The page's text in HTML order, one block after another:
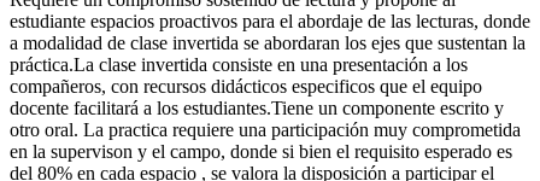
estudiante espacios proactivos para el abordaje de las lecturas, donde
a modalidad de clase invertida se abordaran los ejes que sustentan la
práctica.La clase invertida consiste en una presentación a los
compañeros, con recursos didácticos especificos que el equipo
docente facilitará a los estudiantes.Tiene un componente escrito y
otro oral. La practica requiere una participación muy comprometida
en la supervison y el campo, donde si bien el requisito esperado es
del 80% en cada espacio , se valora la disposición a participar el